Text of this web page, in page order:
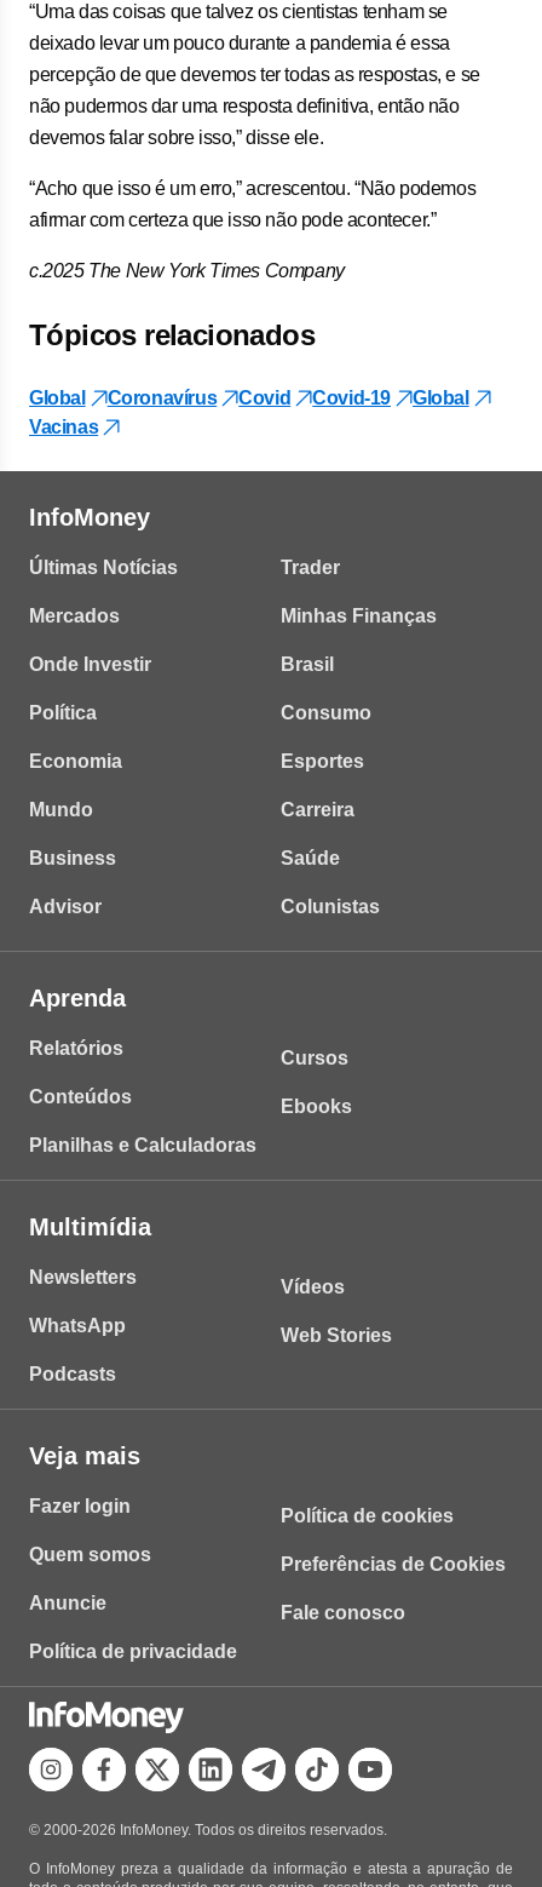
“Uma das coisas que talvez os cientistas tenham se
deixado levar um pouco durante a pandemia é essa
percepção de que devemos ter todas as respostas, e se
não pudermos dar uma resposta definitiva, então não
devemos falar sobre isso,” disse ele.
“Acho que isso é um erro,” acrescentou. “Não podemos
afirmar com certeza que isso não pode acontecer.”
c.2025 The New York Times Company
Tópicos relacionados
Global Coronavírus Covid Covid-19
Global
Vacinas
InfoMoney
Últimas Notícias
Mercados
Onde Investir
Política
Economia
Mundo
Business
Advisor
Trader
Minhas Finanças
Brasil
Consumo
Esportes
Carreira
Saúde
Colunistas
Aprenda
Relatórios
Conteúdos
Planilhas e Calculadoras
Cursos
Ebooks
Multimídia
Newsletters
WhatsApp
Podcasts
Vídeos
Web Stories
Veja mais
Fazer login
Quem somos
Anuncie
Política de privacidade
Política de cookies
Preferências de Cookies
Fale conosco
© 2000-2026 InfoMoney. Todos os direitos reservados.
O InfoMoney preza a qualidade da informação e atesta a apuração de